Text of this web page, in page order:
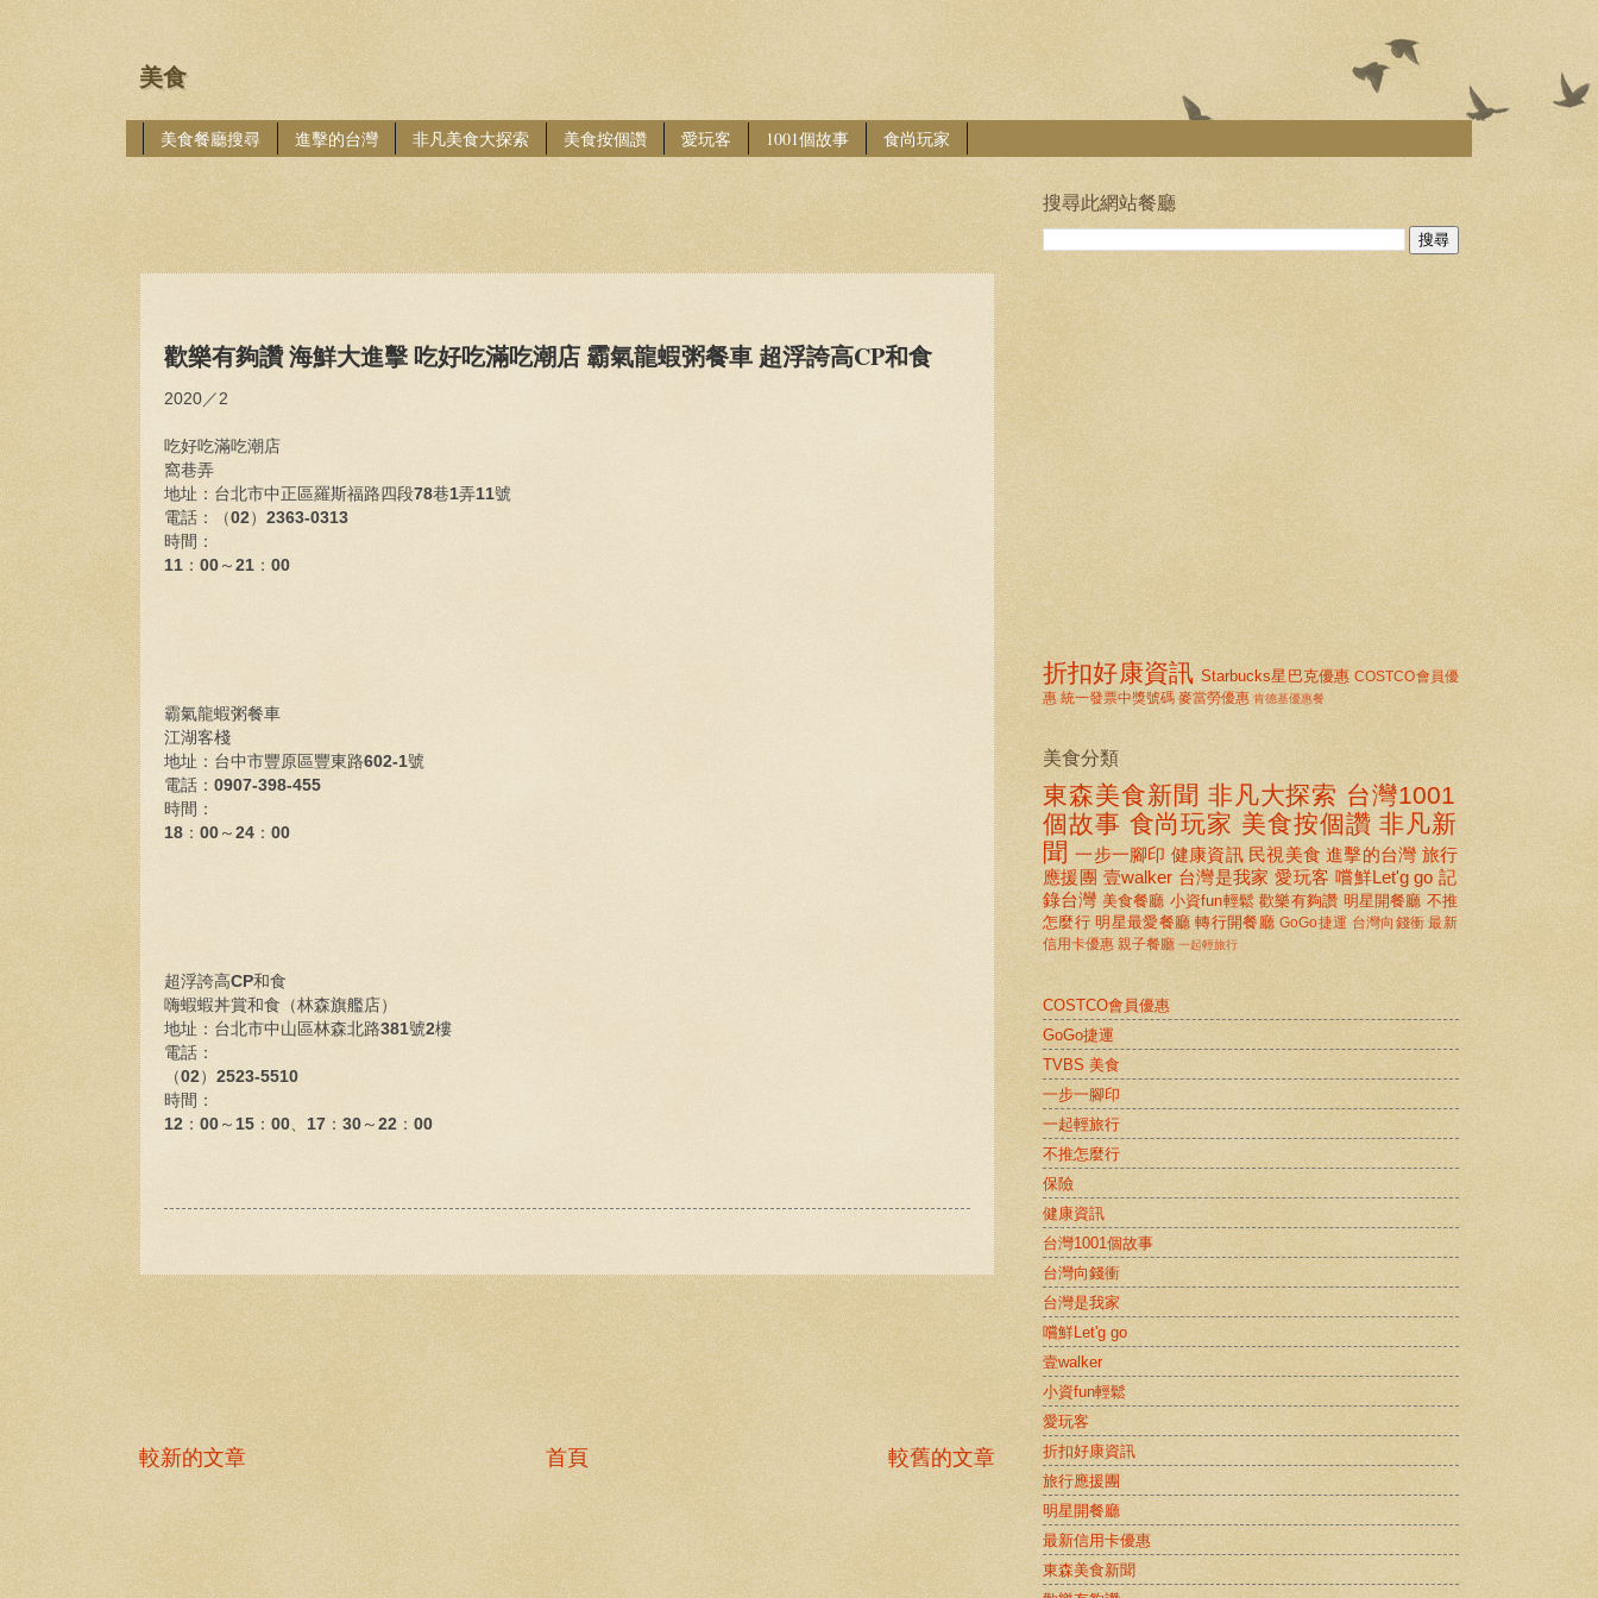
美食
美食餐廳搜尋 進擊的台灣 非凡美食大探索 美食按個讚 愛玩客 1001個故事 食尚玩家
歡樂有夠讚 海鮮大進擊 吃好吃滿吃潮店 霸氣龍蝦粥餐車 超浮誇高CP和食
2020／2
吃好吃滿吃潮店
窩巷弄
地址： 台北市中正區羅斯福路四段78巷1弄11號
電話：
（02） 2363-0313
時間：
11 ： 00 ～ 21 ： 00
霸氣龍蝦粥餐車
江湖客棧
地址： 台中市豐原區豐東路602-1號
電話： 0907-398-455
時間：
18 ： 00 ～ 24 ： 00
超浮誇高CP和食
嗨蝦蝦丼賞和食（林森旗艦店）
地址： 台北市中山區林森北路381號2樓
電話：
（02 ） 2523-5510
時間：
12 ： 00 ～ 15 ： 00 17 ： 30 ～ 22 ： 00
較新的文章 較舊的文章
首頁
搜尋此網站餐廳
折扣好康資訊 Starbucks星巴克優惠 COSTCO會員優
惠 統一發票中獎號碼 麥當勞優惠 肯德基優惠餐
美食分類
東森美食新聞 非凡大探索 台灣1001
個故事 食尚玩家 美食按個讚 非凡新
聞 一步一腳印 健康資訊 民視美食 進擊的台灣 旅行
應援團 壹walker 台灣是我家 愛玩客 嚐鮮Let'g go 記
錄台灣 美食餐廳 小資fun輕鬆 歡樂有夠讚 明星開餐廳 不推
怎麼行 明星最愛餐廳 轉行開餐廳 GoGo捷運 台灣向錢衝 最新
信用卡優惠 親子餐廳 一起輕旅行
COSTCO會員優惠
GoGo捷運
TVBS 美食
一步一腳印
一起輕旅行
不推怎麼行
保險
健康資訊
台灣1001個故事
台灣向錢衝
台灣是我家
嚐鮮Let'g go
壹walker
小資fun輕鬆
愛玩客
折扣好康資訊
旅行應援團
明星開餐廳
最新信用卡優惠
東森美食新聞